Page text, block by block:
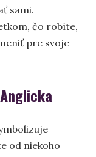
sami.
čo robíte,
pre svoje
od niekoho